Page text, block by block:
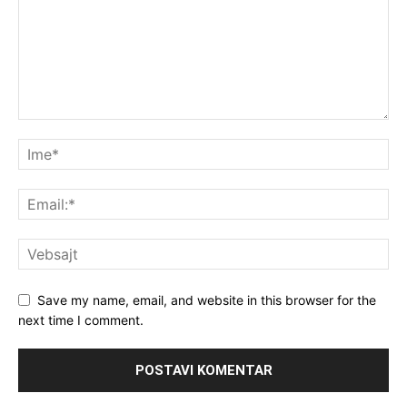
Save my name, email, and website in this browser for the
next time I comment.